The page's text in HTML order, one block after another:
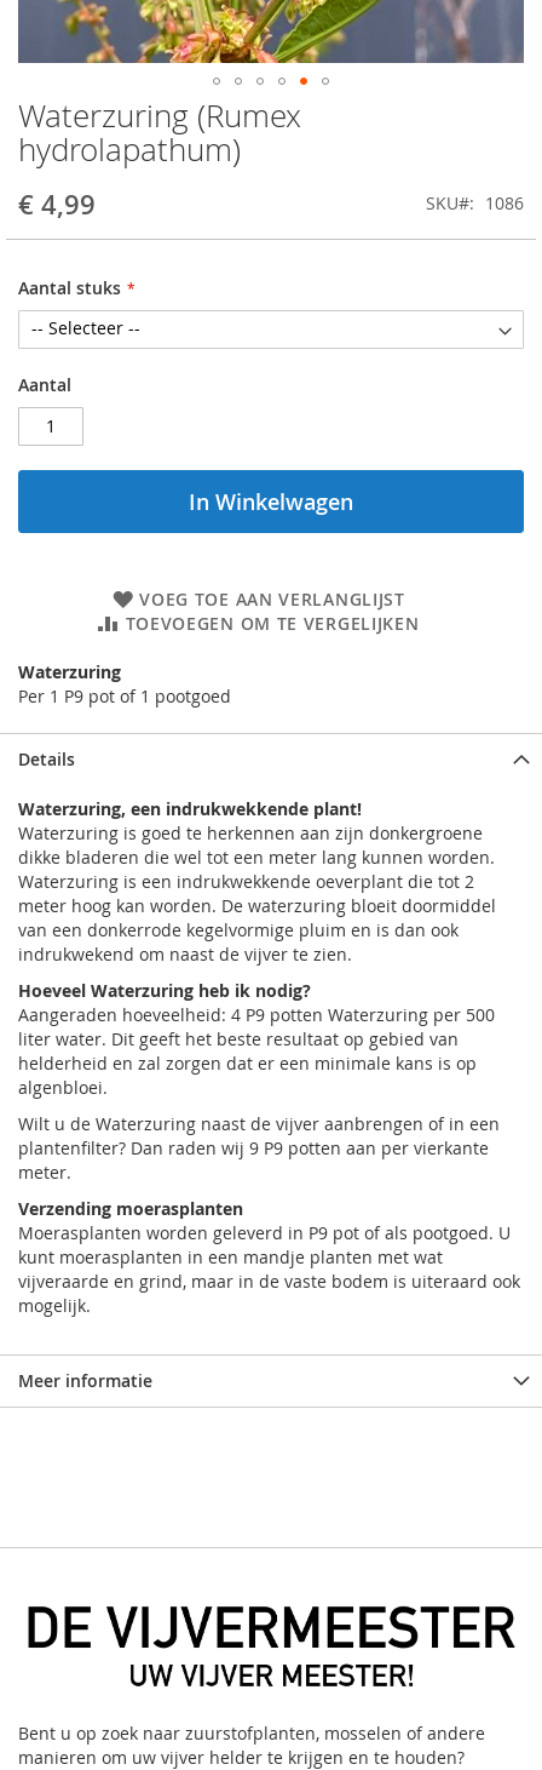
Waterzuring (Rumex
hydrolapathum)
€ 4,99 SKU 1086
Aantal stuks
Aantal
In Winkelwagen
VOEG TOE AAN VERLANGLIJST
TOEVOEGEN OM TE VERGELIJKEN
Waterzuring
Per 1 P9 pot of 1 pootgoed
Ga
naar
het
van
gallerij
Details
Waterzuring, een indrukwekkende plant!
Waterzuring is goed te herkennen aan zijn donkergroene
dikke bladeren die wel tot een meter lang kunnen worden.
Waterzuring is een indrukwekkende oeverplant die tot 2
meter hoog kan worden. De waterzuring bloeit doormiddel
van een donkerrode kegelvormige pluim en is dan ook
indrukwekend om naast de vijver te zien.
Hoeveel Waterzuring heb ik nodig?
Aangeraden hoeveelheid: 4 P9 potten Waterzuring per 500
liter water. Dit geeft het beste resultaat op gebied van
helderheid en zal zorgen dat er een minimale kans is op
algenbloei.
Wilt u de Waterzuring naast de vijver aanbrengen of in een
plantenfilter? Dan raden wij 9 P9 potten aan per vierkante
meter.
Verzending moerasplanten
Moerasplanten worden geleverd in P9 pot of als pootgoed. U
kunt moerasplanten in een mandje planten met wat
vijveraarde en grind, maar in de vaste bodem is uiteraard ook
mogelijk.
Meer informatie
Bent u op zoek naar zuurstofplanten, mosselen of andere
manieren om uw vijver helder te krijgen en te houden?